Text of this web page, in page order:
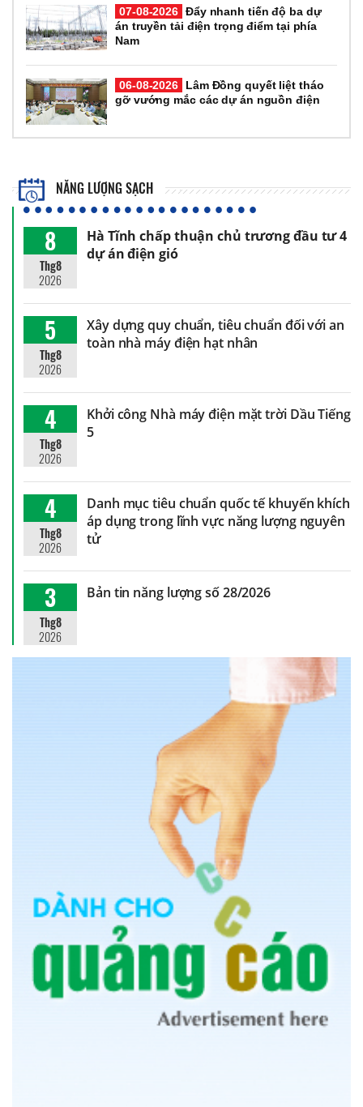
07-08-2026 Đẩy nhanh tiến độ ba dự
án truyền tải điện trọng điểm tại phía
Nam
06-08-2026
Lâm Đồng quyết liệt tháo
gỡ vướng mắc các dự án nguồn điện
NĂNG LƯỢNG SẠCH
8
Thg8
2026
Hà Tĩnh chấp thuận chủ trương đầu tư 4
dự án điện gió
5
Thg8
2026
Xây dựng quy chuẩn, tiêu chuẩn đối với an
toàn nhà máy điện hạt nhân
4
Thg8
2026
Khởi công Nhà máy điện mặt trời Dầu Tiếng
5
4
Thg8
2026
Danh mục tiêu chuẩn quốc tế khuyến khích
áp dụng trong lĩnh vực năng lượng nguyên
tử
3
Thg8
2026
Bản tin năng lượng số 28/2026